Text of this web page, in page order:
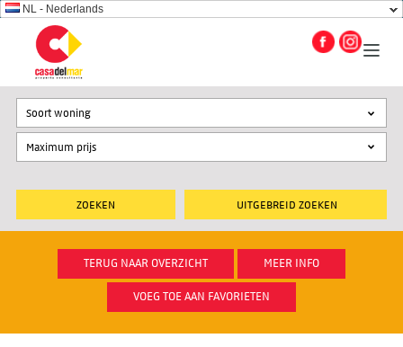
NL - Nederlands
UITGEBREID ZOEKEN
Soort woning
TERUG NAAR OVERZICHT MEER INFO
VOEG TOE AAN FAVORIETEN